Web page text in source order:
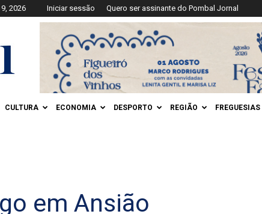
2026 Iniciar sessão Quero ser assinante do Pombal Jornal
CULTURA ECONOMIA DESPORTO REGIÃO FREGUESIAS
em Ansião